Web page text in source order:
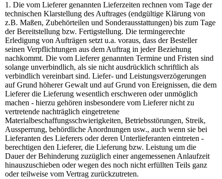
1. Die vom Lieferer genannten Lieferzeiten rechnen vom Tage der
technischen Klarstellung des Auftrages (endgültige Klärung von
z.B. Maßen, Zubehörteilen und Sonderausstattungen) bis zum Tage
der Bereitstellung bzw. Fertigstellung. Die termingerechte
Erledigung von Aufträgen setzt u.a. voraus, dass der Besteller
seinen Verpflichtungen aus dem Auftrag in jeder Beziehung
nachkommt. Die vom Lieferer genannten Termine und Fristen sind
solange unverbindlich, als sie nicht ausdrücklich schriftlich als
verbindlich vereinbart sind. Liefer- und Leistungsverzögerungen
auf Grund höherer Gewalt und auf Grund von Ereignissen, die dem
Lieferer die Lieferung wesentlich erschweren oder unmöglich
machen - hierzu gehören insbesondere vom Lieferer nicht zu
vertretende nachträglich eingetretene
Materialbeschaffungsschwierigkeiten, Betriebsstörungen, Streik,
Aussperrung, behördliche Anordnungen usw., auch wenn sie bei
Lieferanten des Lieferers oder deren Unterlieferanten eintreten -
berechtigen den Lieferer, die Lieferung bzw. Leistung um die
Dauer der Behinderung zuzüglich einer angemessenen Anlaufzeit
hinauszuschieben oder wegen des noch nicht erfüllten Teils ganz
oder teilweise vom Vertrag zurückzutreten.